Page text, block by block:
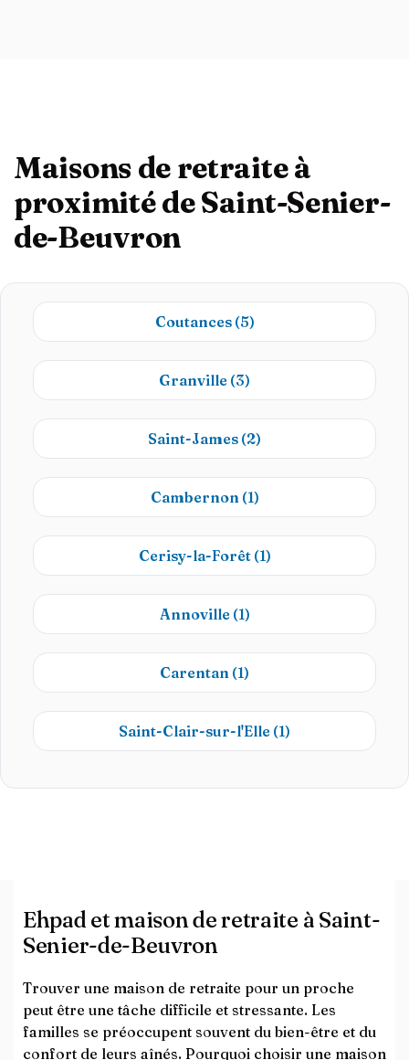
Maisons de retraite à
proximité de Saint-Senier-
de-Beuvron
Coutances (5)
Granville (3)
Saint-James (2)
Cambernon (1)
Cerisy-la-Forêt (1)
Annoville (1)
Carentan (1)
Saint-Clair-sur-l'Elle (1)
Ehpad et maison de retraite à Saint-
Senier-de-Beuvron
Trouver une maison de retraite pour un proche
peut être une tâche difficile et stressante. Les
familles se préoccupent souvent du bien-être et du
confort de leurs aînés. Pourquoi choisir une maison